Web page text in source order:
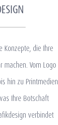
Konzepte, die Ihre
machen. Vom Logo
hin zu Printmedien
Ihre Botschaft
verbindet